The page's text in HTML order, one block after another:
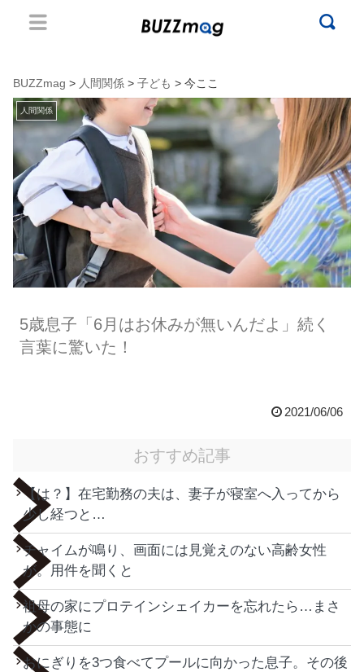
BUZZmag > 人間関係 > 子ども > 今ここ
人間関係
5歳息子「6月はお休みが無いんだよ」続く
言葉に驚いた！
2021/06/06
おすすめ記事
【は？】在宅勤務の夫は、妻子が寝室へ入ってから
少し経つと…
チャイムが鳴り、画面には見覚えのない高齢女性
が。用件を聞くと
祖母の家にプロテインシェイカーを忘れたら…まさ
かの事態に
おにぎりを3つ食べてプールに向かった息子。その後